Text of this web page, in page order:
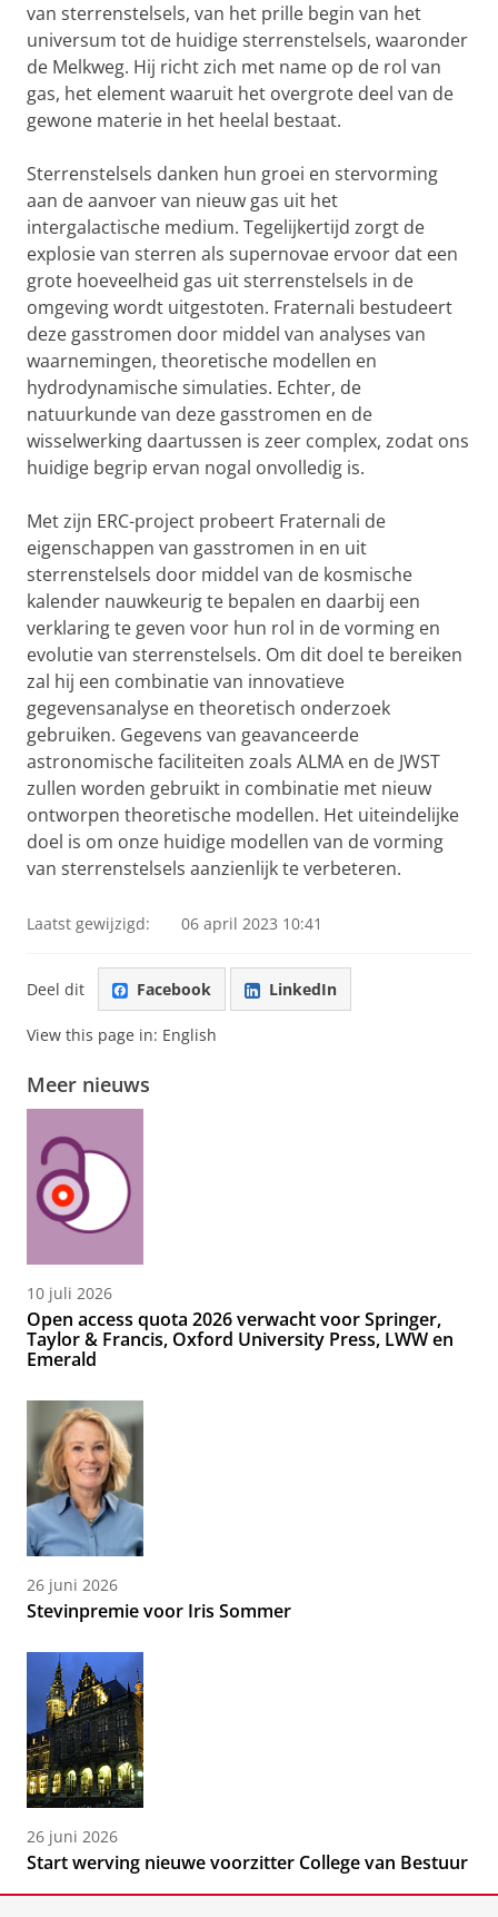
van sterrenstelsels, van het prille begin van het
universum tot de huidige sterrenstelsels, waaronder
de Melkweg. Hij richt zich met name op de rol van
gas, het element waaruit het overgrote deel van de
gewone materie in het heelal bestaat.
Sterrenstelsels danken hun groei en stervorming
aan de aanvoer van nieuw gas uit het
intergalactische medium. Tegelijkertijd zorgt de
explosie van sterren als supernovae ervoor dat een
grote hoeveelheid gas uit sterrenstelsels in de
omgeving wordt uitgestoten. Fraternali bestudeert
deze gasstromen door middel van analyses van
waarnemingen, theoretische modellen en
hydrodynamische simulaties. Echter, de
natuurkunde van deze gasstromen en de
wisselwerking daartussen is zeer complex, zodat ons
huidige begrip ervan nogal onvolledig is.
Met zijn ERC-project probeert Fraternali de
eigenschappen van gasstromen in en uit
sterrenstelsels door middel van de kosmische
kalender nauwkeurig te bepalen en daarbij een
verklaring te geven voor hun rol in de vorming en
evolutie van sterrenstelsels. Om dit doel te bereiken
zal hij een combinatie van innovatieve
gegevensanalyse en theoretisch onderzoek
gebruiken. Gegevens van geavanceerde
astronomische faciliteiten zoals ALMA en de JWST
zullen worden gebruikt in combinatie met nieuw
ontworpen theoretische modellen. Het uiteindelijke
doel is om onze huidige modellen van de vorming
van sterrenstelsels aanzienlijk te verbeteren.
Laatst gewijzigd: 06 april 2023 10:41
Deel dit Facebook LinkedIn
View this page in: English
Meer nieuws
10 juli 2026
Open access quota 2026 verwacht voor Springer,
Taylor & Francis, Oxford University Press, LWW en
Emerald
26 juni 2026
Stevinpremie voor Iris Sommer
26 juni 2026
Start werving nieuwe voorzitter College van Bestuur